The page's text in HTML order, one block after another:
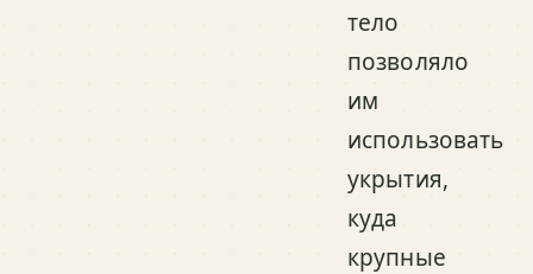
тело
позволяло
им
использовать
укрытия,
куда
крупные